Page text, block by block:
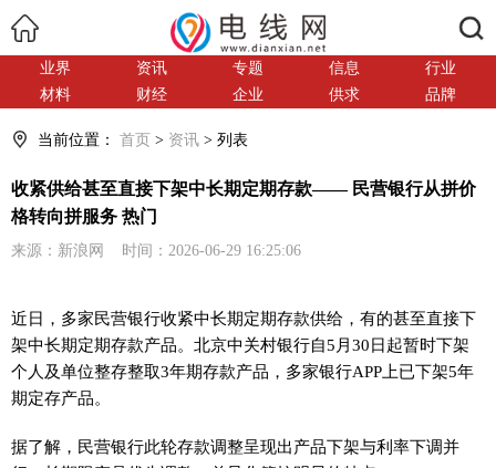
业界 资讯 专题 信息
行业
材料
财经 企业 供求 品牌
当前位置： 首页 > 资讯 > 列表
收紧供给甚至直接下架中长期定期存款—— 民营银行从拼价
格转向拼服务 热门
来源：新浪网 时间：2026-06-29 16:25:06
近日，多家民营银行收紧中长期定期存款供给，有的甚至直接下
架中长期定期存款产品。北京中关村银行自5月30日起暂时下架
个人及单位整存整取3年期存款产品，多家银行APP上已下架5年
期定存产品。
据了解，民营银行此轮存款调整呈现出产品下架与利率下调并